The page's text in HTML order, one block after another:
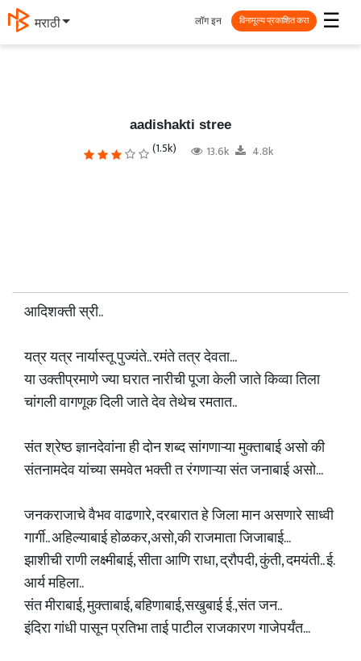
मराठी ☰
लॉग इन विनामूल्य प्रकाशित करा
aadishakti stree
(1.5k) 13.6k 4.8k
आदिशक्ती स्री..
यत्र यत्र नार्यास्तू पुज्यंते.. रमंते तत्र देवता...
या उक्तीप्रमाणे ज्या घरात नारीची पूजा केली जाते किव्वा तिला
चांगली वागणूक दिली जाते देव तेथेच रमतात..
संत श्रेष्ठ ज्ञानदेवांना ही दोन शब्द सांगणाऱ्या मुक्ताबाई असो की
संतनामदेव यांच्या समवेत भक्ती त रंगणाऱ्या संत जनाबाई असो...
जनकराजाचे वैभव वाढणारे, दरबारात हे जिला मान असणारे साध्वी
गार्गी.. अहिल्याबाई होळकर,असो,की राजमाता जिजाबाई...
झाशीची राणी लक्ष्मीबाई, सीता आणि राधा, द्रौपदी, कुंती, दमयंती.. ई.
आर्य महिला..
संत मीराबाई, मुक्ताबाई, बहिणाबाई,सखुबाई ई.,संत जन..
इंदिरा गांधी पासून प्रतिभा ताई पाटील राजकारण गाजेपर्यंत...